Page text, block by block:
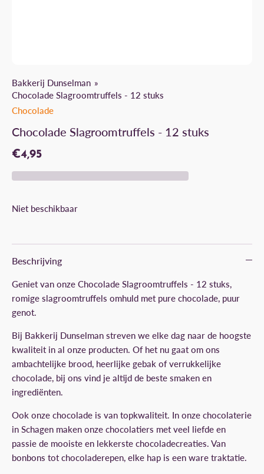
Bakkerij Dunselman
Chocolade Slagroomtruffels - 12 stuks
Chocolade
Chocolade Slagroomtruffels - 12 stuks
€4,95
Niet beschikbaar
Beschrijving
Geniet van onze Chocolade Slagroomtruffels - 12 stuks,
romige slagroomtruffels omhuld met pure chocolade, puur
genot.
Bij Bakkerij Dunselman streven we elke dag naar de hoogste
kwaliteit in al onze producten. Of het nu gaat om ons
ambachtelijke brood, heerlijke gebak of verrukkelijke
chocolade, bij ons vind je altijd de beste smaken en
ingrediënten.
Ook onze chocolade is van topkwaliteit. In onze chocolaterie
in Schagen maken onze chocolatiers met veel liefde en
passie de mooiste en lekkerste chocoladecreaties. Van
bonbons tot chocoladerepen, elke hap is een ware traktatie.